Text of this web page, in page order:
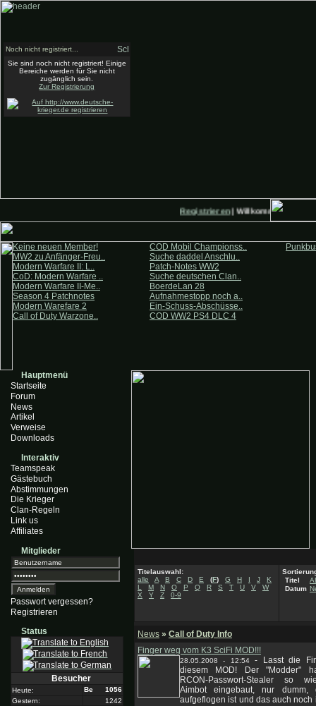
Registrieren| Willkommen auf
Keine neuen Member!
MW2 zu Anfänger-Freu..
Modern Warfare II: L..
CoD: Modern Warfare ..
Modern Warfare II-Me..
Season 4 Patchnotes
Modern Warefare 2
Call of Duty Warzone..
COD Mobil Championss..
Suche daddel Anschlu..
Patch-Notes WW2
Suche deutschen Clan..
BoerdeLan 28
Aufnahmestopp noch a..
Ein-Schuss-Abschüsse..
COD WW2 PS4 DLC 4
Hauptmenü
Startseite
Forum
News
Artikel
Verweise
Downloads
Interaktiv
Teamspeak
Gästebuch
Abstimmungen
Die Krieger
Clan-Regeln
Link us
Affiliates
Mitglieder
Passwort vergessen?
Registrieren
Status
Besucher
Heute:
1056
Gestern:
1242
Titelauswahl:
alle
A B C D E (F) G H I J
K
L
M N O P Q R S T U V
W
X
Y Z 0-9
Titel
Datum
News » Call of Duty Info
Finger weg vom K3 SciFi MOD!!!
28.05.2008 - 12:54-
Lasst die
diesem MOD! Der "Modder"
RCON-Passwort-Stealer so
Aimbot eingebaut, nur dumm,
aufgeflogen ist und das auch noch
Noch nicht registriert...
Sie sind noch nicht registriert! Einige
Bereiche werden für Sie nicht
zugänglich sein.
Zur Registrierung